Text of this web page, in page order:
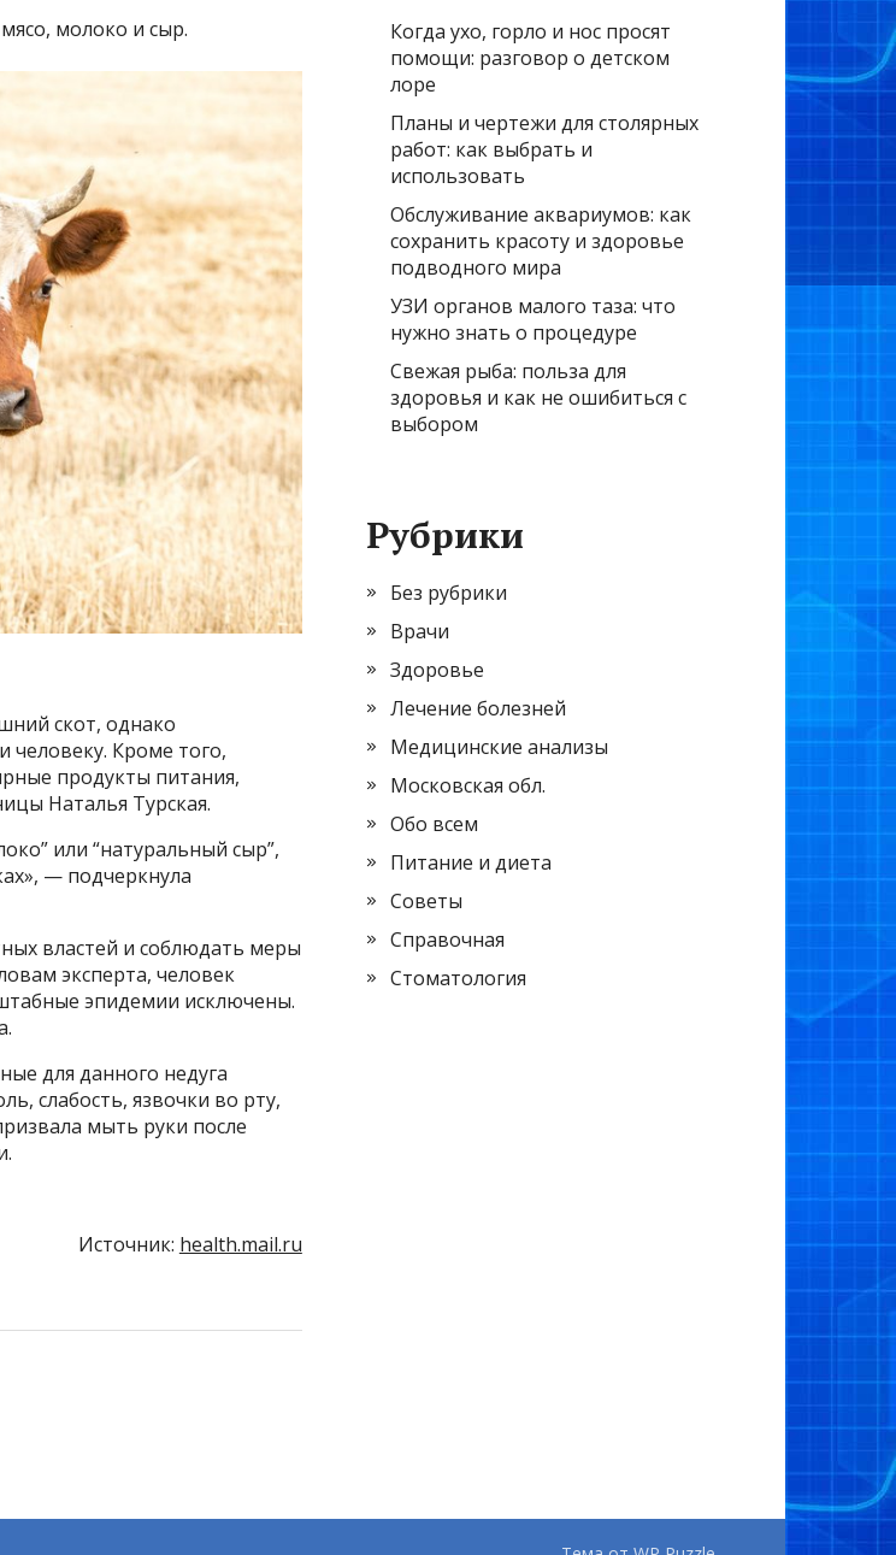
молоко и сыр.
скот, однако
Кроме того,
продукты питания,
Наталья Турская.
или “натуральный сыр”,
— подчеркнула
властей и соблюдать меры
эксперта, человек
эпидемии исключены.
для данного недуга
слабость, язвочки во рту,
мыть руки после
Источник: health.mail.ru
Когда ухо, горло и нос просят
помощи: разговор о детском
лоре
Планы и чертежи для столярных
работ: как выбрать и
использовать
Обслуживание аквариумов: как
сохранить красоту и здоровье
подводного мира
УЗИ органов малого таза: что
нужно знать о процедуре
Свежая рыба: польза для
здоровья и как не ошибиться с
выбором
Рубрики
Без рубрики
Врачи
Здоровье
Лечение болезней
Медицинские анализы
Московская обл.
Обо всем
Питание и диета
Советы
Справочная
Стоматология